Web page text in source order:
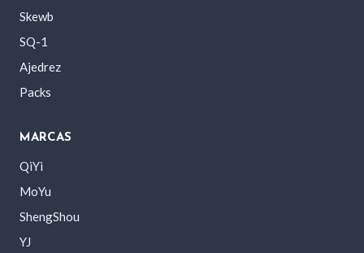
Skewb
SQ-1
Ajedrez
Packs
MARCAS
QiYi
MoYu
ShengShou
YJ